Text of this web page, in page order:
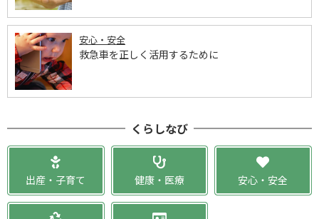
安心・安全
救急車を正しく活用するために
くらしなび
出産・子育て 健康・医療 安心・安全